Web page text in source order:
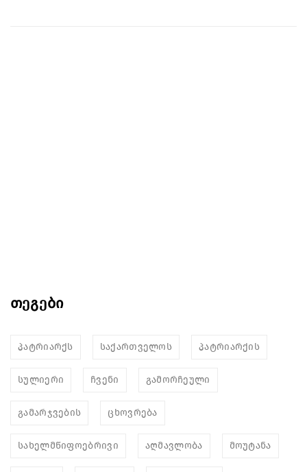
თეგები
პატრიარქს საქართველოს პატრიარქის
სულიერი ჩვენი გამორჩეული
გამარჯვების ცხოვრება
სახელმწიფოებრივი აღმავლობა მოუტანა